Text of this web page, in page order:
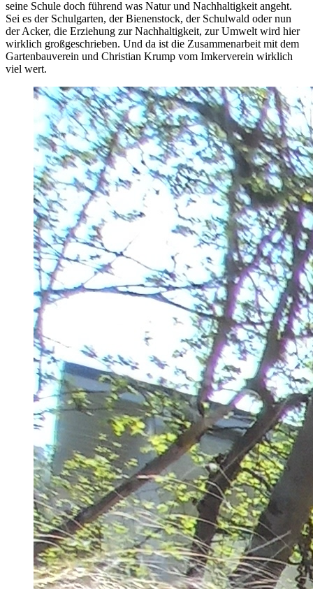
seine Schule doch führend was Natur und Nachhaltigkeit angeht.
Sei es der Schulgarten, der Bienenstock, der Schulwald oder nun
der Acker, die Erziehung zur Nachhaltigkeit, zur Umwelt wird hier
wirklich großgeschrieben. Und da ist die Zusammenarbeit mit dem
Gartenbauverein und Christian Krump vom Imkerverein wirklich
viel wert.